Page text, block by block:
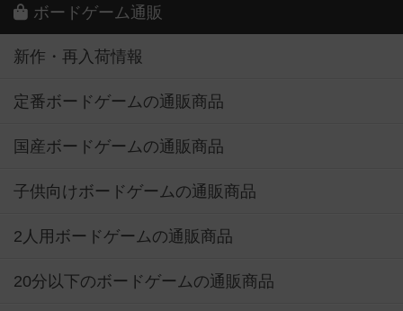
ボードゲーム通販
新作・再入荷情報
定番ボードゲームの通販商品
国産ボードゲームの通販商品
子供向けボードゲームの通販商品
2人用ボードゲームの通販商品
20分以下のボードゲームの通販商品